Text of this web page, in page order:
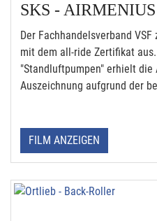
SKS - AIRMENIUS
Der Fachhandelsverband
mit dem all-ride Zertifikat
"Standluftpumpen" erhielt die
Auszeichnung aufgrund der
FILM ANZEIGEN